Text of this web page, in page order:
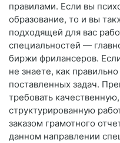
правилами. Если вы
образование, то и вы
подходящей для вас
специальностей —
биржи фрилансеров.
не знаете, как
поставленных задач.
требовать
структурированную
заказом грамотного
данном направлении